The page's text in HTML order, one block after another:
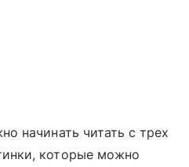
начинать читать с трех
которые можно